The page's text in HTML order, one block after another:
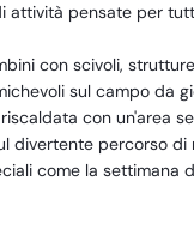
attività pensate per
con scivoli,
sul campo da
con un'area
divertente percorso
come la settimana